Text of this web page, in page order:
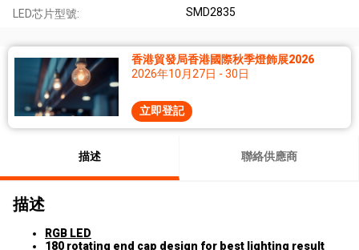
LED芯片型號: SMD2835
香港貿發局香港國際秋季燈飾展2026
2026年10月27日 - 30日
立即登記
描述 聯絡供應商
描述
RGB LED
180 rotating end cap design for best lighting result